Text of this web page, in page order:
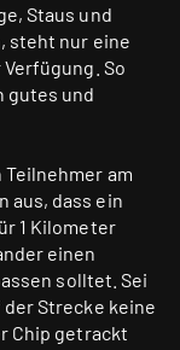
Staus und
steht nur eine
So
gutes und
am
aus, dass ein
1 Kilometer
einen
solltet. Sei
Strecke keine
Chip getrackt